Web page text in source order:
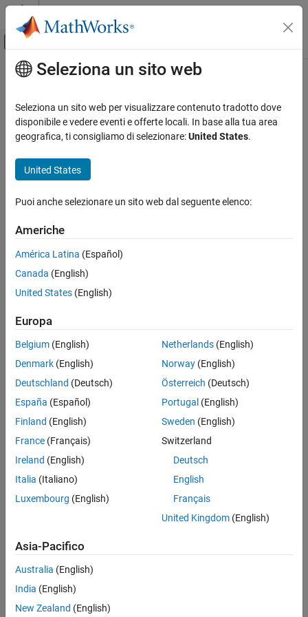
Vai al contenuto
Attiva/disattiva menu di navigazione
Pagina iniziale della documentazione
Powertrain Blockset
Propulsion
CI Engine Simple Torque Model
See Also
Contenuto principale
CI Engine Simple Torque Model
For the simple torque lookup table model, the CI engine uses a
lookup table is a function of engine speed and injected fuel mass,
Tq=Tbrakeis engine brake torque after accounting for engine
N is engine speed, in rpm.
See Also
CI Controller
Topics
CI Core Engine Air Mass Flow and Torque Production
CI Engine Torque Structure Model
Seleziona un sito web
Seleziona un sito web per visualizzare contenuto tradotto dove
disponibile e vedere eventi e offerte locali. In base alla tua area
geografica, ti consigliamo di selezionare:United States.
United States
Puoi anche selezionare un sito web dal seguente elenco:
Americhe
América Latina (Español)
Canada (English)
United States (English)
Europa
Belgium (English)
Denmark (English)
Deutschland (Deutsch)
España (Español)
Finland (English)
France (Français)
Ireland (English)
Italia (Italiano)
Luxembourg (English)
Netherlands(English)
Norway(English)
Österreich (Deutsch)
Portugal (English)
Sweden (English)
Switzerland
Deutsch
English
Français
United Kingdom(English)
Asia-Pacifico
Australia (English)
India (English)
New Zealand (English)